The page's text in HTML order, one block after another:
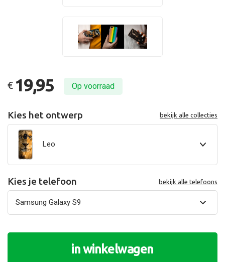
€ 19,95 Op voorraad
Kies het ontwerp bekijk alle collecties
Leo
Kies je telefoon bekijk alle telefoons
in winkelwagen